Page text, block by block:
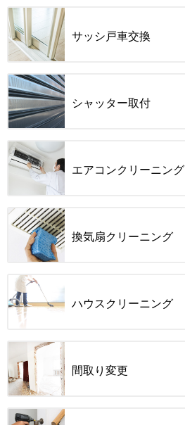
サッシ戸車交換
シャッター取付
エアコンクリーニング
換気扇クリーニング
ハウスクリーニング
間取り変更